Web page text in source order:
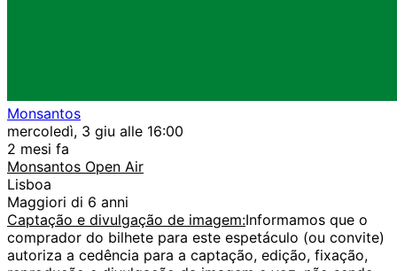
Monsantos
mercoledì, 3 giu alle 16:00
2 mesi fa
Monsantos Open Air
Lisboa
Maggiori di 6 anni
Captação e divulgação de imagem:Informamos que o
comprador do bilhete para este espetáculo (ou convite)
autoriza a cedência para a captação, edição, fixação,